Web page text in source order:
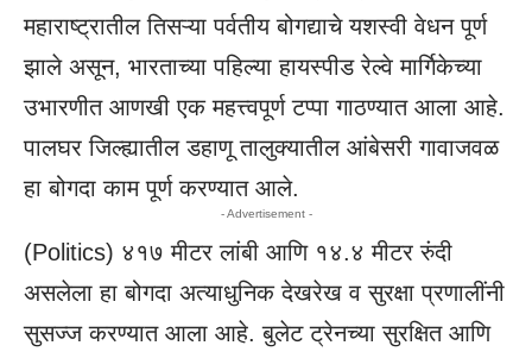
महाराष्ट्रातील तिसऱ्या पर्वतीय बोगद्याचे यशस्वी वेधन पूर्ण
झाले असून, भारताच्या पहिल्या हायस्पीड रेल्वे मार्गिकेच्या
उभारणीत आणखी एक महत्त्वपूर्ण टप्पा गाठण्यात आला आहे.
पालघर जिल्ह्यातील डहाणू तालुक्यातील आंबेसरी गावाजवळ
हा बोगदा काम पूर्ण करण्यात आले.
- Advertisement -
(Politics) ४१७ मीटर लांबी आणि १४.४ मीटर रुंदी
असलेला हा बोगदा अत्याधुनिक देखरेख व सुरक्षा प्रणालींनी
सुसज्ज करण्यात आला आहे. बुलेट ट्रेनच्या सुरक्षित आणि